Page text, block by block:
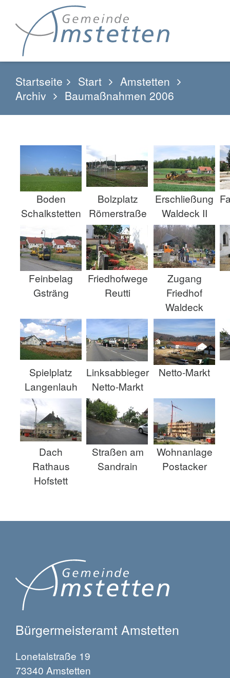
Startseite Start
Amstetten
Archiv
Baumaßnahmen 2006
Boden
Schalkstetten
Bolzplatz
Römerstraße
Erschließung
Waldeck II
Feinbelag
Gsträng
Friedhofwege
Reutti
Zugang
Friedhof
Waldeck
Spielplatz
Langenlauh
Linksabbieger
Netto-Markt
Netto-Markt
Dach
Rathaus
Hofstett
Straßen am
Sandrain
Wohnanlage
Postacker
Bürgermeisteramt Amstetten
Lonetalstraße 19
73340 Amstetten